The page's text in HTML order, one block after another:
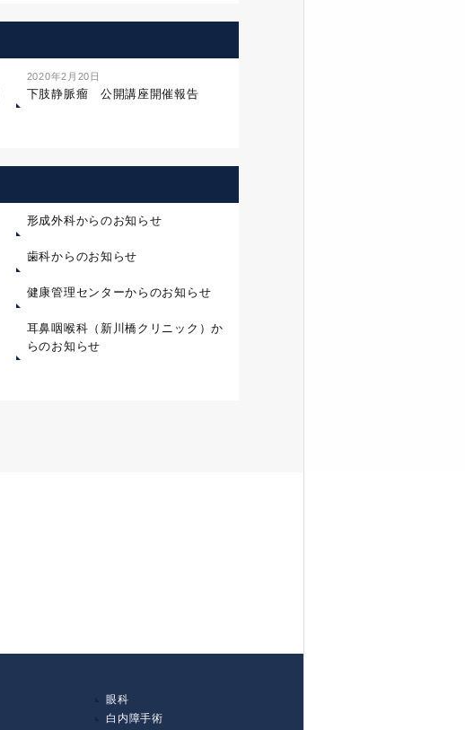
2020年2月20日
下肢静脈瘤 公開講座開催報告
形成外科からのお知らせ
歯科からのお知らせ
健康管理センターからのお知らせ
耳鼻咽喉科（新川橋クリニック）か
らのお知らせ
眼科
白内障手術